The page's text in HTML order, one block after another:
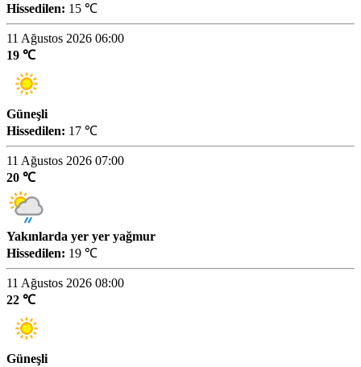
Hissedilen: 15 ℃
11 Ağustos 2026 06:00
19 ℃
Güneşli
Hissedilen: 17 ℃
11 Ağustos 2026 07:00
20 ℃
Yakınlarda yer yer yağmur
Hissedilen: 19 ℃
11 Ağustos 2026 08:00
22 ℃
Güneşli